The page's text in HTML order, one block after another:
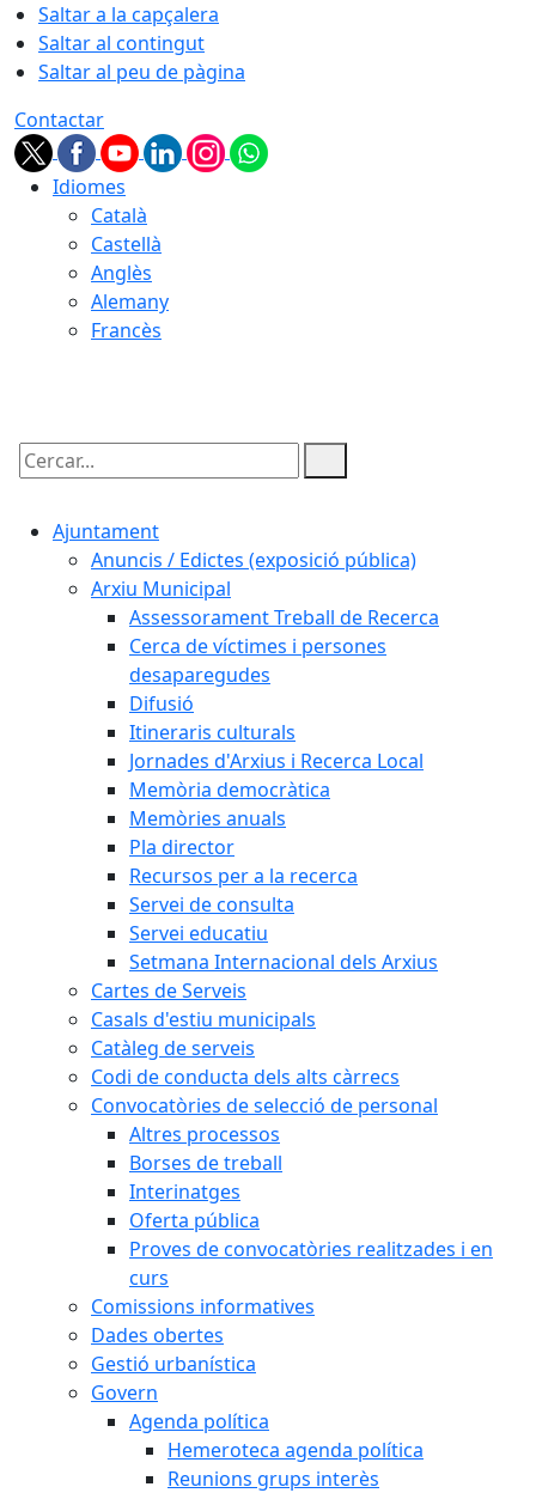
Saltar a la capçalera
Saltar al contingut
Saltar al peu de pàgina
Contactar
Idiomes
Català
Castellà
Anglès
Alemany
Francès
Cercar:
Ajuntament
Anuncis / Edictes (exposició pública)
Arxiu Municipal
Assessorament Treball de Recerca
Cerca de víctimes i persones
desaparegudes
Difusió
Itineraris culturals
Jornades d'Arxius i Recerca Local
Memòria democràtica
Memòries anuals
Pla director
Recursos per a la recerca
Servei de consulta
Servei educatiu
Setmana Internacional dels Arxius
Cartes de Serveis
Casals d'estiu municipals
Catàleg de serveis
Codi de conducta dels alts càrrecs
Convocatòries de selecció de personal
Altres processos
Borses de treball
Interinatges
Oferta pública
Proves de convocatòries realitzades i en
curs
Comissions informatives
Dades obertes
Gestió urbanística
Govern
Agenda política
Hemeroteca agenda política
Reunions grups interès